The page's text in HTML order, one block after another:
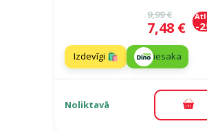
Oriģinālā
9,99 €
Cena
7,48 € -
Izdevīgi 🛍️ iesaka
Noliktavā